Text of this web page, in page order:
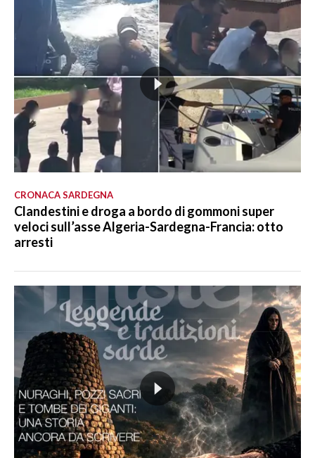
CRONACA SARDEGNA
Clandestini e droga a bordo di gommoni super
veloci sull’asse Algeria-Sardegna-Francia: otto
arresti